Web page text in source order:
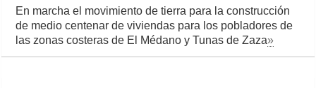
En marcha el movimiento de tierra para la construcción
de medio centenar de viviendas para los pobladores de
las zonas costeras de El Médano y Tunas de Zaza»